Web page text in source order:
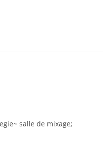
salle de mixage;